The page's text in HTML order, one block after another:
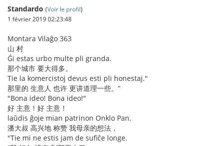
Standardo (Voir le profil)
1 février 2019 02:23:48
Montara Vilaĝo 363
山 村
Ĝi estas urbo multe pli granda.
那个城市 要大得多。
Tie la komercistoj devus esti pli honestaj."
那里的 生意人 也许 更讲道理一些。”
"Bona ideo! Bona ideo!"
好 主意！好 主意！
laŭdis ĝoje mian patrinon Onklo Pan.
潘大叔 高兴地 称赞 我母亲的想法，
"Tie mi ne estis jam de sufiĉe longe.